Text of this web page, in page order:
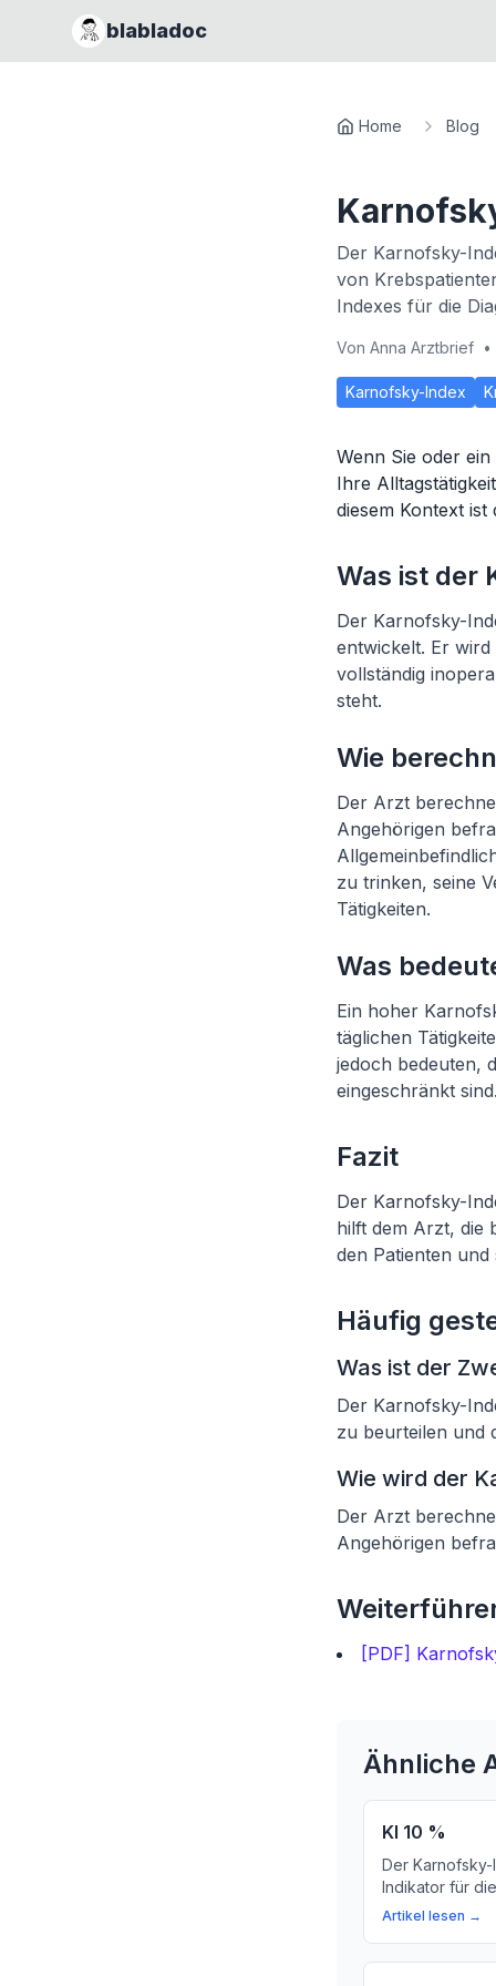
blabladoc
Home Blog
Der Karnofsky-
von
Indexes für die
Von Anna Arztbrief •
Karnofsky-Index
Wenn Sie oder
Ihre
diesem Kontext
Was ist der
Der Karnofsky-
entwickelt. Er
vollständig
steht.
Wie
Der Arzt
Angehörigen
zu trinken, seine
Tätigkeiten.
Was
Ein hoher
täglichen
jedoch bedeuten,
eingeschränkt sind.
Fazit
Der Karnofsky-
hilft dem Arzt, die
den Patienten
Häufig
Was ist der
Der Karnofsky-
zu beurteilen und
Wie wird der
Der Arzt
Angehörigen
[PDF]
Ähnliche
KI 10 %
Der
Indikator für
Artikel lesen →